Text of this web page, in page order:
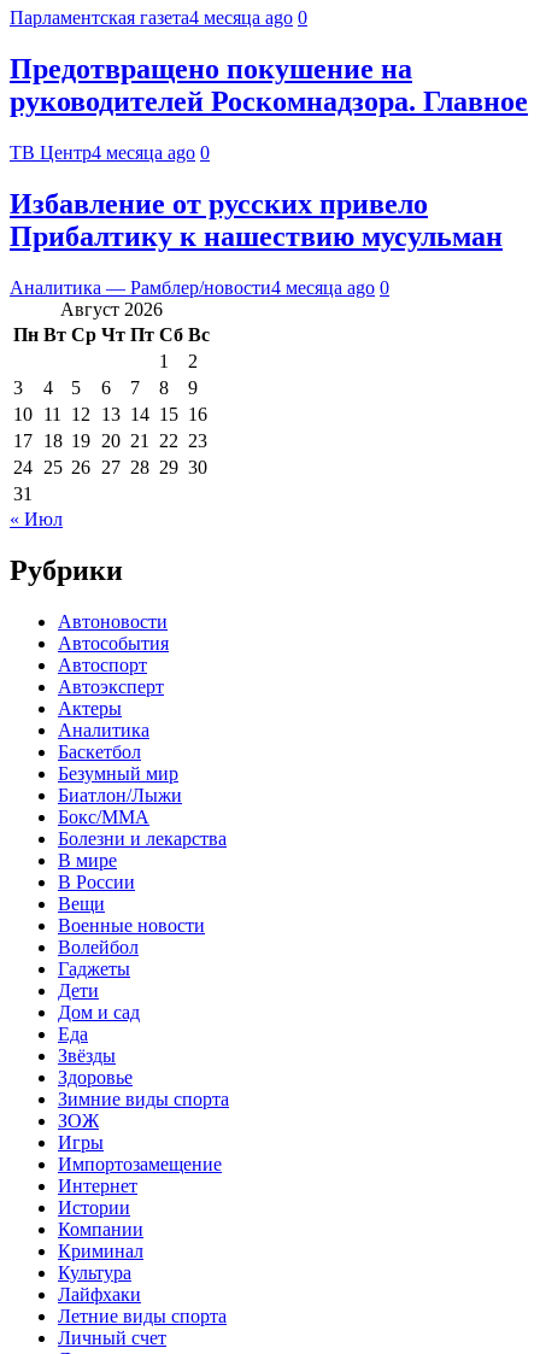
Парламентская газета4 месяца ago 0
Предотвращено покушение на
руководителей Роскомнадзора. Главное
ТВ Центр4 месяца ago 0
Избавление от русских привело
Прибалтику к нашествию мусульман
Аналитика — Рамблер/новости4 месяца ago 0
Август 2026
Пн Вт Ср Чт Пт Сб Вс
1
2
3
4 5 6 7 8
9
10 11 12 13 14 15 16
17 18 19 20 21 22 23
24 25 26 27 28 29 30
31
« Июл
Рубрики
Автоновости
Автособытия
Автоспорт
Автоэксперт
Актеры
Аналитика
Баскетбол
Безумный мир
Биатлон/Лыжи
Бокс/MMA
Болезни и лекарства
В мире
В России
Вещи
Военные новости
Волейбол
Гаджеты
Дети
Дом и сад
Еда
Звёзды
Здоровье
Зимние виды спорта
ЗОЖ
Игры
Импортозамещение
Интернет
Истории
Компании
Криминал
Культура
Лайфхаки
Летние виды спорта
Личный счет